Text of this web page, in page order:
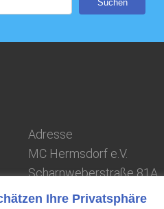
Ihre Privatsphäre
Suchen
Adresse
MC Hermsdorf e.V.
Scharnweberstraße 81A
13405 Berlin